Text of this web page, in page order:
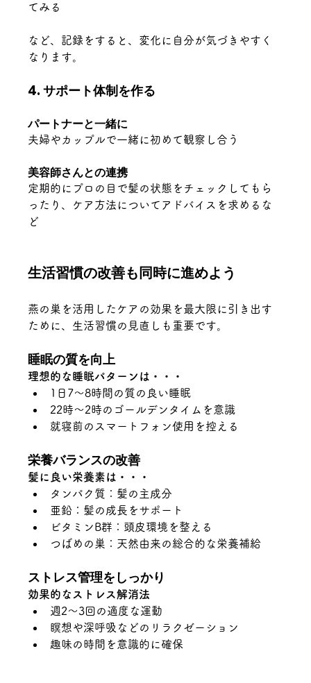
てみる
など、記録をすると、変化に自分が気づきやすく
なります。
4. サポート体制を作る
パートナーと一緒に
夫婦やカップルで一緒に初めて観察し合う
美容師さんとの連携
定期的にプロの目で髪の状態をチェックしてもら
ったり、ケア方法についてアドバイスを求めるな
ど
生活習慣の改善も同時に進めよう
燕の巣を活用したケアの効果を最大限に引き出す
ために、生活習慣の見直しも重要です。
睡眠の質を向上
理想的な睡眠パターンは・・・
1日7～8時間の質の良い睡眠
22時～2時のゴールデンタイムを意識
就寝前のスマートフォン使用を控える
栄養バランスの改善
髪に良い栄養素は・・・
タンパク質：髪の主成分
亜鉛：髪の成長をサポート
ビタミンB群：頭皮環境を整える
つばめの巣：天然由来の総合的な栄養補給
ストレス管理をしっかり
効果的なストレス解消法
週2～3回の適度な運動
瞑想や深呼吸などのリラクゼーション
趣味の時間を意識的に確保